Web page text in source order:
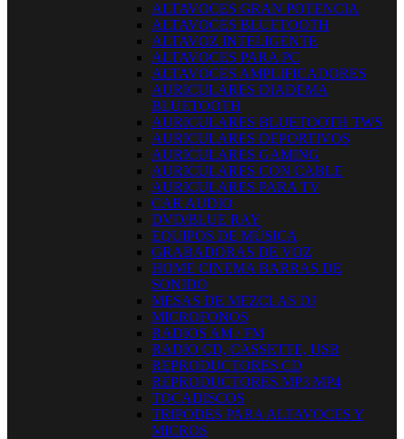
ALTAVOCES GRAN POTENCIA
ALTAVOCES BLUETOOTH
ALTAVOZ INTELIGENTE
ALTAVOCES PARA PC
ALTAVOCES AMPLIFICADORES
AURICULARES DIADEMA
BLUETOOTH
AURICULARES BLUETOOTH TWS
AURICULARES DEPORTIVOS
AURICULARES GAMING
AURICULARES CON CABLE
AURICULARES PARA TV
CAR AUDIO
DVD/BLUE RAY
EQUIPOS DE MÚSICA
GRABADORAS DE VOZ
HOME CINEMA BARRAS DE
SONIDO
MESAS DE MEZCLAS DJ
MICROFONOS
RADIOS AM / FM
RADIO CD, CASSETTE, USB
REPRODUCTORES CD
REPRODUCTORES MP3 MP4
TOCADISCOS
TRIPODES PARA ALTAVOCES Y
MICROS